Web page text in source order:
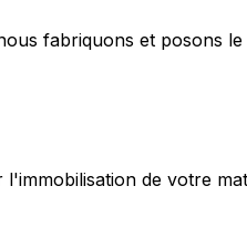
fabriquons et posons
l'immobilisation de votre